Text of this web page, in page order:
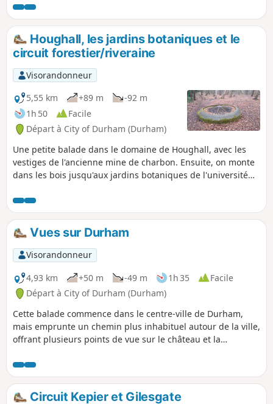
rejoindre l'A167. L'itinéraire continue à travers la campagne
en passant par le village de Plawsworth avant de se
terminer à Chester Moor.
Houghall, les jardins botaniques et le
circuit forestier/riveraine
Visorandonneur
5,55 km
+89 m
-92 m
1h 50
Facile
Départ à City of Durham (Durham)
Une petite balade dans le domaine de Houghall, avec les
vestiges de l'ancienne mine de charbon. Ensuite, on monte
dans les bois jusqu'aux jardins botaniques de l'université
prolonger la balade). Retour dans les bois et traversée sous
Maiden Castle (site d'un fort de l'âge du fer) puis retour à la
voiture par une promenade au bord de la rivière.
Vues sur Durham
Visorandonneur
4,93 km
+50 m -49 m 1h 35
Facile
Départ à City of Durham (Durham)
Cette balade commence dans le centre-ville de Durham,
mais emprunte un chemin plus inhabituel autour de la ville,
offrant plusieurs points de vue sur le château et la
rive du fleuve, puis passe devant les tribunaux et la prison,
l'université de Durham, l'école de Durham, puis devant les
bâtiments classés de South Street avant de revenir au point
Circuit Kepier et Gilesgate